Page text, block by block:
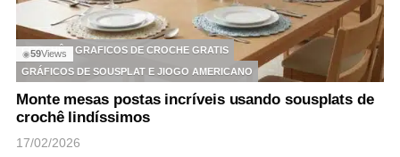
◉59Views
CROCHÊ
GRAFICOS DE CROCHE GRATIS
GRÁFICOS DE SOUSPLAT E JIOGO AMERICANO
Monte mesas postas incríveis usando sousplats de
crochê lindíssimos
17/02/2026